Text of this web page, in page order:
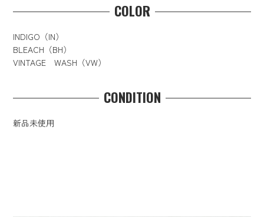
COLOR
INDIGO（IN）
BLEACH（BH）
VINTAGE WASH（VW）
CONDITION
新品未使用